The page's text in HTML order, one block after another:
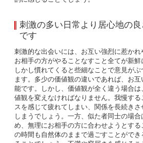
刺激の多い日常より居心地の
です
刺激的な出会いには、お互い強烈に惹か
お相手の方がやることなすこと全てが新鮮
しかし慣れてくると些細なことで意見が
ます。多少の価値観の違いであれば、お
能です。しかし、価値観が全く違う場合
値観を変えなければなりません。我慢す
スを感じて疲れてしまい、関係を長続き
しまうでしょう。一方、似た者同士の場
め、無理にお相手の方に合わせようとする
の時間も自然体のままで過ごすことができ